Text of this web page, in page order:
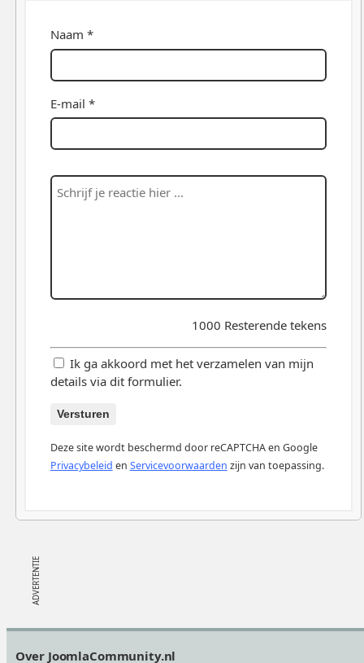
Naam *
E-mail *
1000 Resterende tekens
Ik ga akkoord met het verzamelen van mijn
details via dit formulier.
Versturen
Deze site wordt beschermd door reCAPTCHA en Google
Privacybeleid en Servicevoorwaarden zijn van toepassing.
Over JoomlaCommunity.nl